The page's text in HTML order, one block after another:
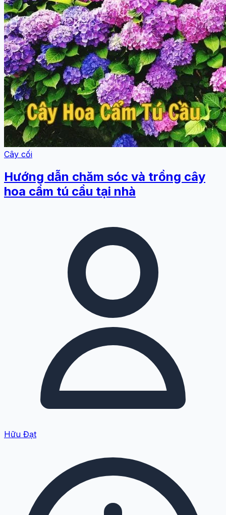
Cây cối
Hướng dẫn chăm sóc và trồng cây
hoa cẩm tú cầu tại nhà
Hữu Đạt